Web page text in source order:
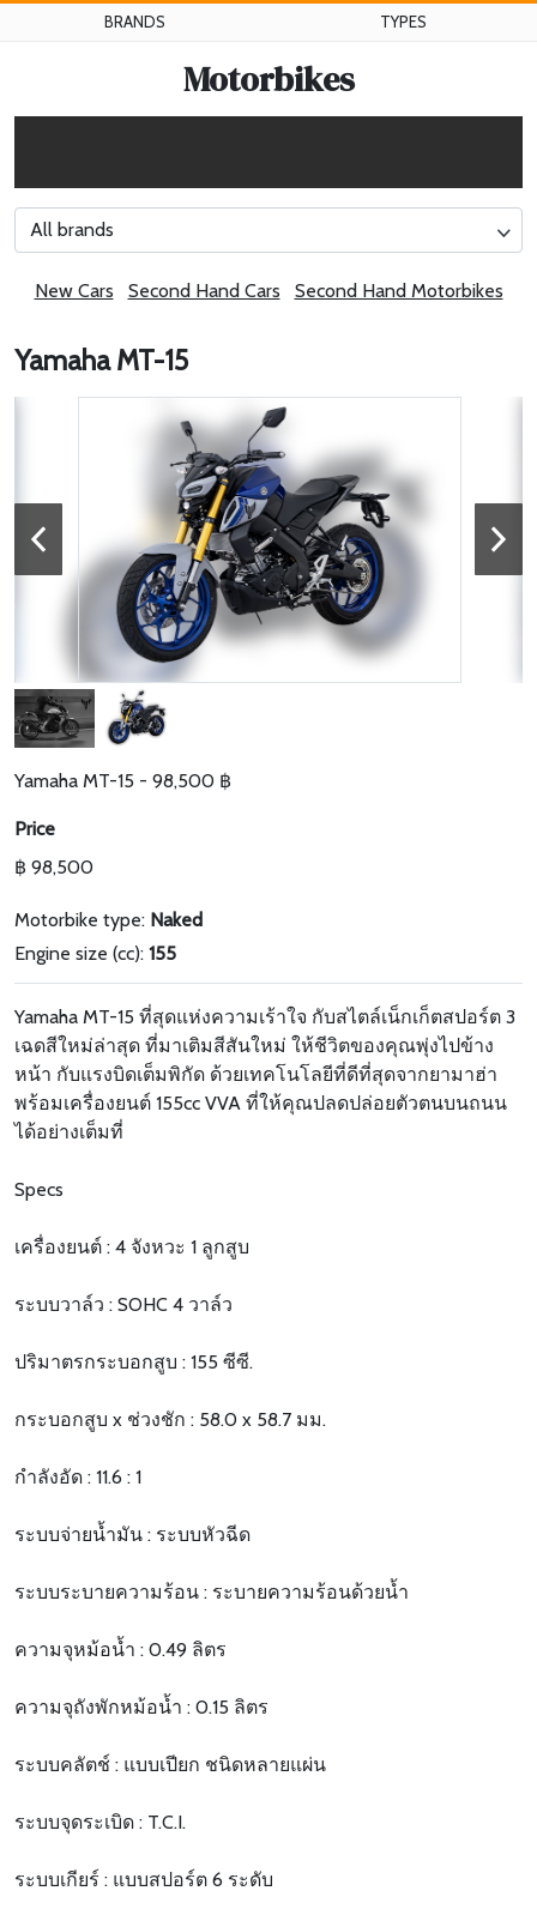
BRANDS TYPES
Motorbikes
All brands
New Cars Second Hand Cars Second Hand Motorbikes
Yamaha MT-15
Yamaha MT-15 - 98,500 ฿
Price
฿ 98,500
Motorbike type: Naked
Engine size (cc): 155
Yamaha MT-15 ที่สุดแห่งความเร้าใจ กับสไตล์เน็กเก็ตสปอร์ต 3
เฉดสีใหม่ล่าสุด ที่มาเติมสีสันใหม่ ให้ชีวิตของคุณพุ่งไปข้าง
หน้า กับแรงบิดเต็มพิกัด ด้วยเทคโนโลยีที่ดีที่สุดจากยามาฮ่า
พร้อมเครื่องยนต์ 155cc VVA ที่ให้คุณปลดปล่อยตัวตนบนถนน
ได้อย่างเต็มที่
Specs
เครื่องยนต์ : 4 จังหวะ 1 ลูกสูบ
ระบบวาล์ว : SOHC 4 วาล์ว
ปริมาตรกระบอกสูบ : 155 ซีซี.
กระบอกสูบ x ช่วงชัก : 58.0 x 58.7 มม.
กำลังอัด : 11.6 : 1
ระบบจ่ายน้ำมัน : ระบบหัวฉีด
ระบบระบายความร้อน : ระบายความร้อนด้วยน้ำ
ความจุหม้อน้ำ : 0.49 ลิตร
ความจุถังพักหม้อน้ำ : 0.15 ลิตร
ระบบคลัตช์ : แบบเปียก ชนิดหลายแผ่น
ระบบจุดระเบิด : T.C.I.
ระบบเกียร์ : แบบสปอร์ต 6 ระดับ